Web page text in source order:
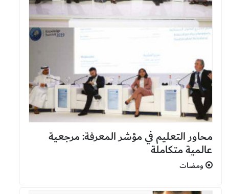
محاور التعليم في مؤشر المعرفة: مرجعية
عالمية متكاملة
ومضات